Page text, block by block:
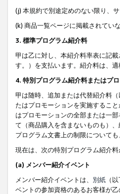
(j) 本規約で別途定めのない限り、
(k) 商品一覧ページに掲載されてい
3. 標準プログラム紹介料
甲は乙に対し、本紹介料率表に記
す。）を支払います。紹介料は、
4. 特別プログラム紹介料またはプ
甲は随時、追加または代替紹介料（
たはプロモーションを実施するこ
はプロモーションの全部または一
て（商品購入を含まないものも）
プログラム文書上の制限について
現在は、次の特別プログラム紹介料
(a) メンバー紹介イベント
メンバー紹介イベントは、 別紙 （
ベントの参加資格のあるお客様が